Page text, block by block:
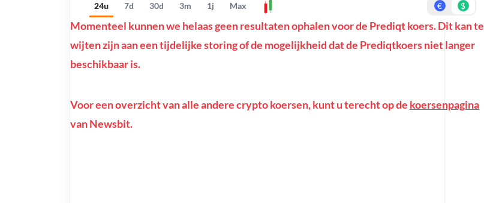
24u 7d 30d 3m 1j Max € $
Momenteel kunnen we helaas geen resultaten ophalen voor de Prediqt koers. Dit kan te
wijten zijn aan een tijdelijke storing of de mogelijkheid dat de Prediqtkoers niet langer
beschikbaar is.
Voor een overzicht van alle andere crypto koersen, kunt u terecht op de koersenpagina
van Newsbit.